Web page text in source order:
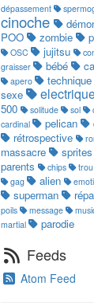
dépassement
cinoche
POO
zombie
OSC jujitsu
graisser
bébé
apero technique
sexe
500 solitude sol
cardinal
pelican
rétrospective
massacre
sprites
parents chips trou
gag
alien
superman
poils message
martial
parodie
Feeds
Atom Feed